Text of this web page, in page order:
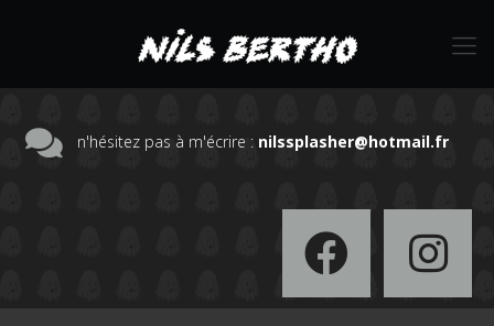
n'hésitez pas à m'écrire : nilssplasher@hotmail.fr